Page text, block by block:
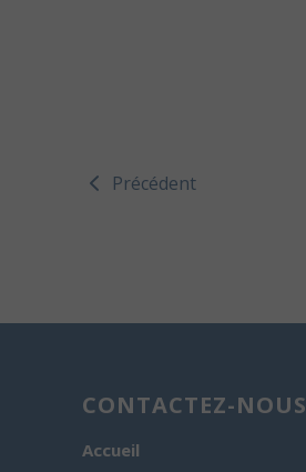
Précédent
CONTACTEZ-NOUS
Accueil